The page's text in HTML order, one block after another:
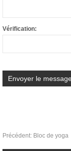
Vérification:
Précédent: Bloc de yoga